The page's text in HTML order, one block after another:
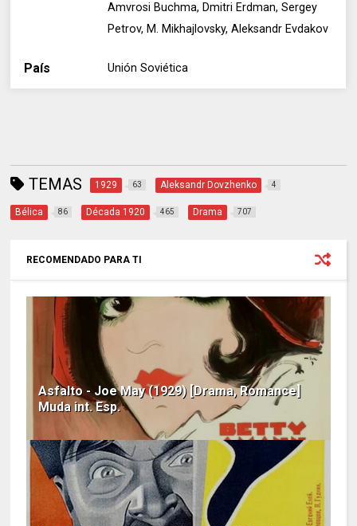
Amvrosi Buchma, Dmitri Erdman, Sergey
Petrov, M. Mikhajlovsky, Aleksandr Evdakov
País Unión Soviética
TEMAS 1929 63 Aleksandr Dovzhenko 4
Bélica 86 Década 1920 465 Drama 707
RECOMENDADO PARA TI
Asfalto - Joe May (1929) [Drama, Romance]
Muda int. Esp.